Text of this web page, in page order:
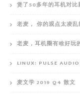
煲了50多年的耳机对
老麦， 你的观点太凌
老麦，耳机圈有啥好玩
LINUX: PULSE
麦文学 2019 Q4 散文